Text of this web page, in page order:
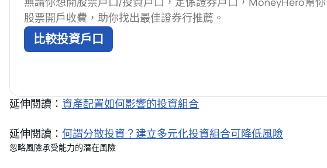
股票開戶收費，助你找出最佳證券行推薦。
比較投資戶口
延伸閱讀： 資產配置如何影響的投資組合
延伸閱讀： 何謂分散投資？建立多元化投資組合可降低風險
忽略風險承受能力的潛在風險